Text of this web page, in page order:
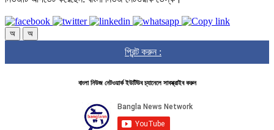
অ অ
প্রিন্ট করুন :
বাংলা নিউজ নেটওয়ার্ক ইউটিউব চ্যানেলে সাবস্ক্রাইব করুন